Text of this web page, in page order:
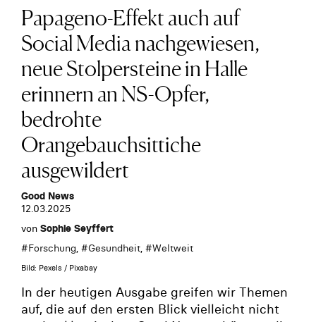
Papageno-Effekt auch auf
Social Media nachgewiesen,
neue Stolpersteine in Halle
erinnern an NS-Opfer,
bedrohte
Orangebauchsittiche
ausgewildert
Good News
12.03.2025
von Sophie Seyffert
#Forschung, #Gesundheit, #Weltweit
Bild: Pexels / Pixabay
In der heutigen Ausgabe greifen wir Themen
auf, die auf den ersten Blick vielleicht nicht